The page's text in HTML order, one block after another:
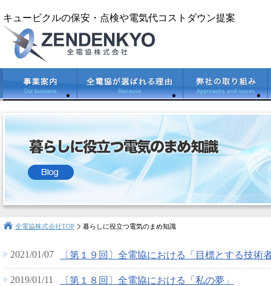
キュービクルの保安・点検や電気代コストダウン提案
全電協株式会社TOP 暮らしに役立つ電気のまめ知識
2021/01/07 〔第１９回〕全電協における「目標とする技術
2019/01/11 〔第１８回〕全電協における「私の夢」